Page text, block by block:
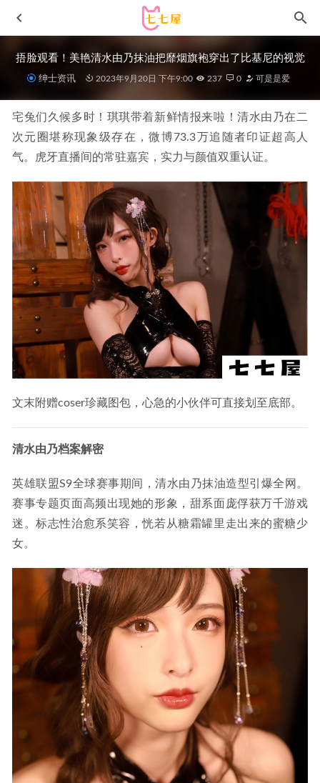
捂脸观看！美艳清水由乃抹油把靡烟旗袍穿出了比基尼的视觉
绅士资讯 2023年9月20日 下午9:00 237 0 可是是爱
宅兔们久候多时！琪琪带着新鲜情报来啦！清水由乃在二
次元圈堪称现象级存在，微博73.3万追随者印证超高人
气。虎牙直播间的常驻嘉宾，实力与颜值双重认证。
文末附赠coser珍藏图包，心急的小伙伴可直接划至底部。
清水由乃档案解密
英雄联盟S9全球赛事期间，清水由乃抹油造型引爆全网。
赛事专题页面高频出现她的形象，甜系面庞俘获万千游戏
迷。标志性治愈系笑容，恍若从糖霜罐里走出来的蜜糖少
女。
[Xiuren秀人网]2025.10.11 NO.10858 鱼子酱Fish[77P/820MB]
2026-05-14
ElyEE子 – NO.126 宝钟玛琳 [29P-34M]
2023-09-25
[Xiuren秀人网]2023.05.19 NO.6771 周于希Sally[87+1P／
824MB] 2023-10-24
[微密圈]脸红Dearie-酒后涩涩[65P-102MB]
2023-01-26
[Xiuren秀人网]2023.11.09 NO.7636 雪糕CiCi[59+1P/528MB]
2024-02-18